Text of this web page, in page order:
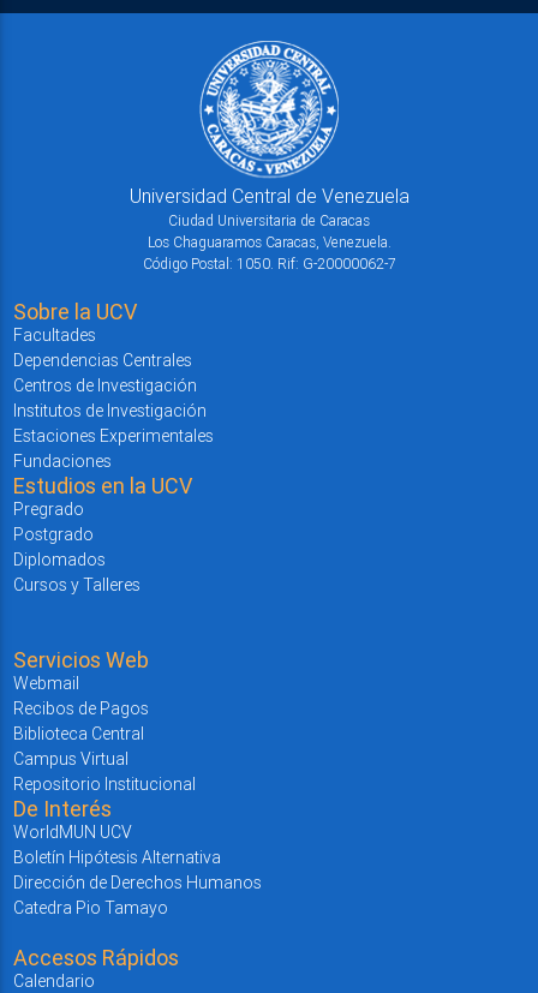
Universidad Central de Venezuela
Ciudad Universitaria de Caracas
Los Chaguaramos Caracas, Venezuela.
Código Postal: 1050. Rif: G-20000062-7
Sobre la UCV
Facultades
Dependencias Centrales
Centros de Investigación
Institutos de Investigación
Estaciones Experimentales
Fundaciones
Estudios en la UCV
Pregrado
Postgrado
Diplomados
Cursos y Talleres
Servicios Web
Webmail
Recibos de Pagos
Biblioteca Central
Campus Virtual
Repositorio Institucional
De Interés
WorldMUN UCV
Boletín Hipótesis Alternativa
Dirección de Derechos Humanos
Catedra Pio Tamayo
Accesos Rápidos
Calendario